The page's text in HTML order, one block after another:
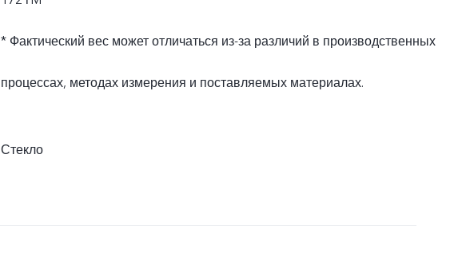
* Фактический вес может отличаться из-за различий в производственных
процессах, методах измерения и поставляемых материалах.
Стекло